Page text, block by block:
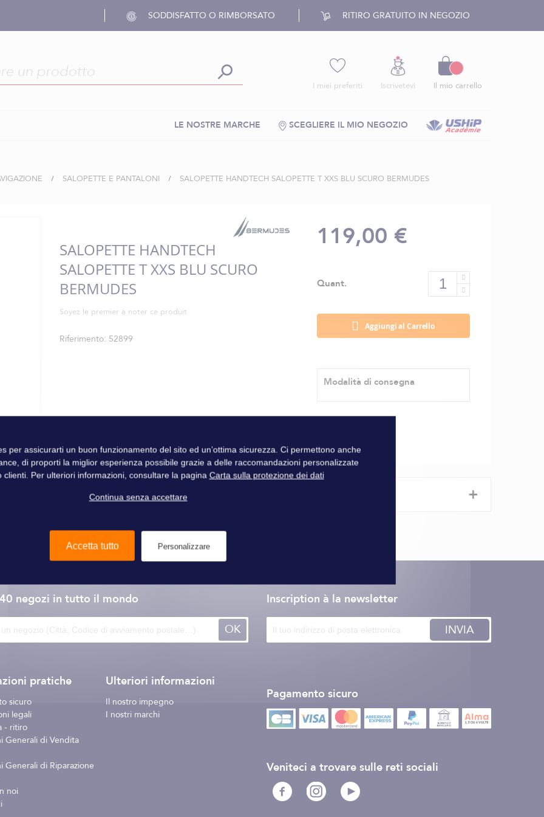
SODDISFATTO O RIMBORSATO RITIRO GRATUITO IN NEGOZIO
I miei preferiti Iscrivetevi Il mio carrello
SCEGLIERE IL MIO NEGOZIO
LE NOSTRE MARCHE
SALOPETTE E PANTALONI SALOPETTE HANDTECH SALOPETTE T XXS BLU SCURO BERMUDES
SALOPETTE HANDTECH
SALOPETTE T XXS BLU SCURO
BERMUDES
Soyez le premier à noter ce produit
Riferimento 52899
119,00 €
Quant.
Aggiungi al Carrello
Modalità di consegna
+
negozi in tutto il mondo
OK
pratiche
sicuro
legali
- ritiro
Generali di Vendita
Generali di Riparazione
noi
Ulteriori informazioni
Il nostro impegno
I nostri marchi
Inscription à la newsletter
INVIA
Pagamento sicuro
Veniteci a trovare sulle reti sociali
per assicurarti un buon funzionamento del sito ed un’ottima sicurezza. Ci permettono anche
di proporti la miglior esperienza possibile grazie a delle raccomandazioni personalizzate
clienti. Per ulteriori informazioni, consultare la pagina Carta sulla protezione dei dati
Continua senza accettare
Accetta tutto Personalizzare